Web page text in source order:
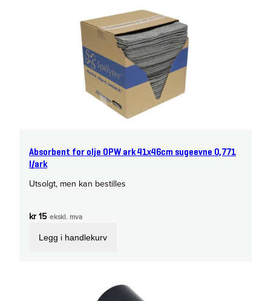
Absorbent for olje OPW ark 41x46cm sugeevne 0,771
l/ark
Utsolgt, men kan bestilles
kr15 ekskl. mva
Legg i handlekurv